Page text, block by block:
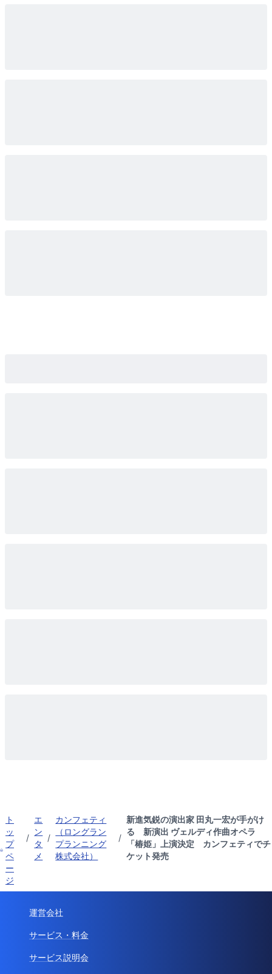
ト
ッ
プ
ペ
ー
ジ
/
エ
ン
タ
メ
/
カンフェティ
（ロングラン
プランニング
株式会社）
/
新進気鋭の演出家 田丸一宏が手がけ
る 新演出 ヴェルディ作曲オペラ
「椿姫」上演決定 カンフェティでチ
ケット発売
運営会社
サービス・料金
サービス説明会